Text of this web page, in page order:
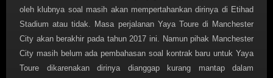
oleh klubnya soal masih akan mempertahankan dirinya di Etihad
Stadium atau tidak. Masa perjalanan Yaya Toure di Manchester
City akan berakhir pada tahun 2017 ini. Namun pihak Manchester
City masih belum ada pembahasan soal kontrak baru untuk Yaya
Toure dikarenakan dirinya dianggap kurang mantap dalam